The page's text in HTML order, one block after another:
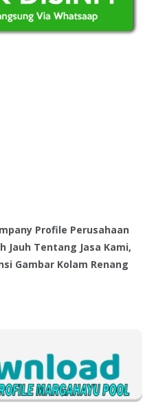
Profile Perusahaan
Jauh Tentang Jasa Kami,
Gambar Kolam Renang